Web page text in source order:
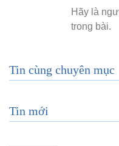
Tin cùng chuyên mục
Tin mới